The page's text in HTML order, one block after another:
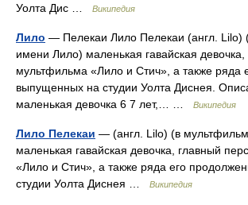
Уолта Дис …
Википедия
Лило — Пелекаи Лило Пелекаи (англ. Lilo)
имени Лило) маленькая гавайская
мультфильма «Лило и Стич», а также ряда
выпущенных на студии Уолта Диснея.
маленькая девочка 6 7 лет,… …
Википедия
Лило Пелекаи — (англ. Lilo) (в
маленькая гавайская девочка, главный
«Лило и Стич», а также ряда его
студии Уолта Диснея …
Википедия